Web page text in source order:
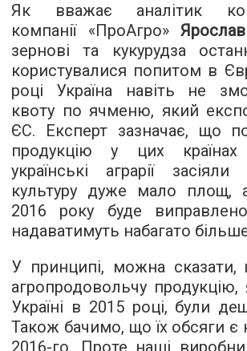
Як вважає аналітик
компанії «ПроАгро»
зернові та кукурудза
користувалися попитом в
році Україна навіть не
квоту по ячменю, який
ЄС. Експерт зазначає, що
продукцію у цих
українські аграрії
культуру дуже мало площ,
2016 року буде
надаватимуть набагато
У принципі, можна
агропродовольчу
Україні в 2015 році, були
Також бачимо, що їх обсяги є
2016-го. Проте наші